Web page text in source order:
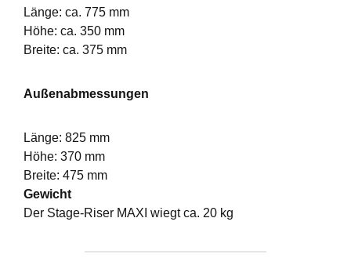
Länge: ca. 775 mm
Höhe: ca. 350 mm
Breite: ca. 375 mm
Außenabmessungen
Länge: 825 mm
Höhe: 370 mm
Breite: 475 mm
Gewicht
Der Stage-Riser MAXI wiegt ca. 20 kg